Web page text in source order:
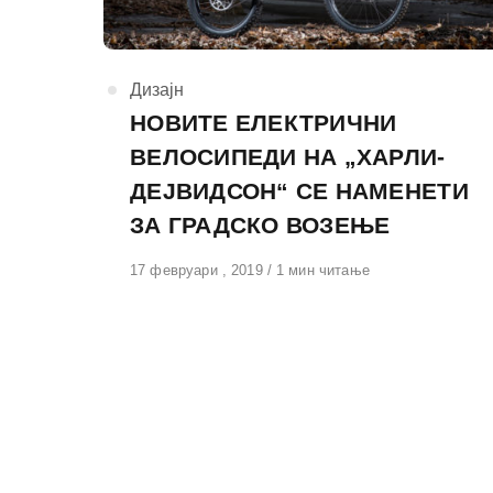
КАтегорија
Дизајн
НОВИТЕ ЕЛЕКТРИЧНИ
ВЕЛОСИПЕДИ НА „ХАРЛИ-
ДЕЈВИДСОН“ СЕ НАМЕНЕТИ
ЗА ГРАДСКО ВОЗЕЊЕ
Објавено
17 февруари , 2019 1 мин читање